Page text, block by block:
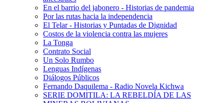
En el barrio del jabonero - Historias de pandemia
Por las rutas hacia la independencia
El Telar - Historias y Puntadas de Dignidad
Costos de la violencia contra las mujeres
La Tonga
Contrato Social
Un Solo Rumbo
Lenguas Indígenas
Diálogos Públicos
Fernando Daquilema - Radio Novela Kichwa
SERIE DOMITILA: LA REBELDÍA DE LAS